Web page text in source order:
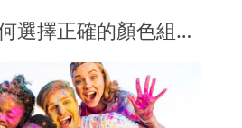
網頁設計中如何選擇正確的顏色組合並創建更美觀的設計